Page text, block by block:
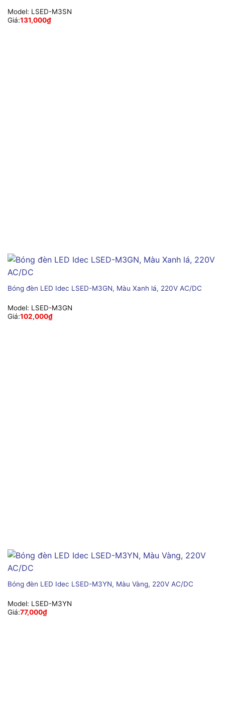
Model: LSED-M3SN
Giá:131,000₫
Bóng đèn LED Idec LSED-M3GN, Màu Xanh lá, 220V AC/DC
Model: LSED-M3GN
Giá:102,000₫
Bóng đèn LED Idec LSED-M3YN, Màu Vàng, 220V AC/DC
Model: LSED-M3YN
Giá:77,000₫